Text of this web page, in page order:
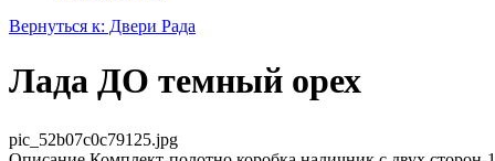
Вернуться к: Двери Рада
Лада ДО темный орех
pic_52b07c0c79125.jpg